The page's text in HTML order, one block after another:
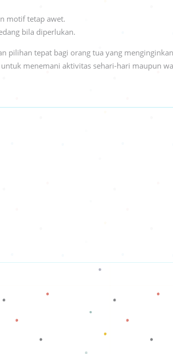
motif tetap awet.
bila diperlukan.
pilihan tepat bagi orang tua yang
menemani aktivitas sehari-hari maupun